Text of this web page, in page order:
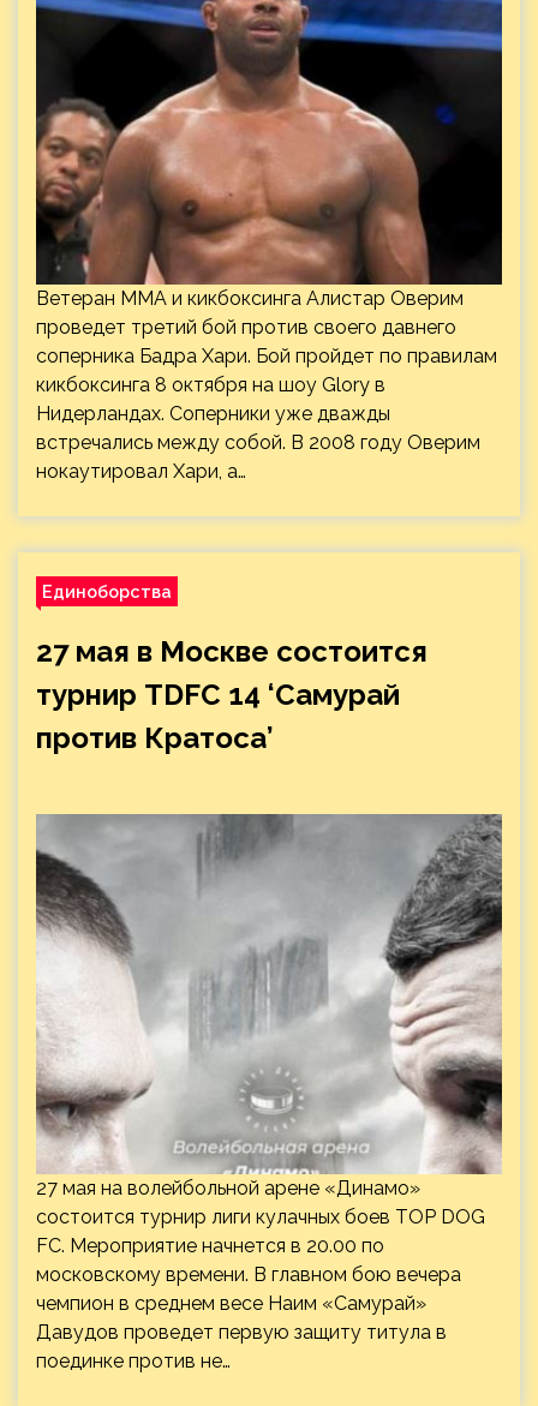
Ветеран ММА и кикбоксинга Алистар Оверим
проведет третий бой против своего давнего
соперника Бадра Хари. Бой пройдет по правилам
кикбоксинга 8 октября на шоу Glory в
Нидерландах. Соперники уже дважды
встречались между собой. В 2008 году Оверим
нокаутировал Хари, а…
Единоборства
27 мая в Москве состоится
турнир TDFC 14 ‘Самурай
против Кратоса’
27 мая на волейбольной арене «Динамо»
состоится турнир лиги кулачных боев TOP DOG
FC. Мероприятие начнется в 20.00 по
московскому времени. В главном бою вечера
чемпион в среднем весе Наим «Самурай»
Давудов проведет первую защиту титула в
поединке против не…